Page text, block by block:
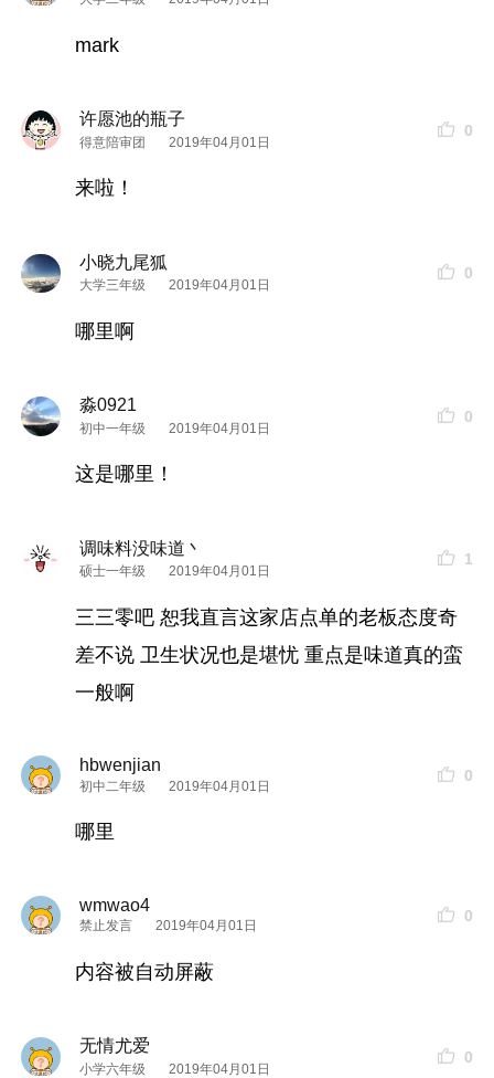
包菜：带点酸味，还可以
川元汤：圆子挺嫩，但
mark
许愿池的瓶子
得意陪审团 2019年04月01日
0
来啦！
小晓九尾狐
大学三年级 2019年04月01日
0
哪里啊
淼0921
初中一年级 2019年04月01日
0
这是哪里！
调味料没味道丶
硕士一年级 2019年04月01日
1
三三零吧 恕我直言这家店点单的老板态度奇
差不说 卫生状况也是堪忧 重点是味道真的蛮
一般啊
hbwenjian
初中二年级 2019年04月01日
0
哪里
wmwao4
禁止发言 2019年04月01日
0
内容被自动屏蔽
无情尤爱
小学六年级 2019年04月01日
0